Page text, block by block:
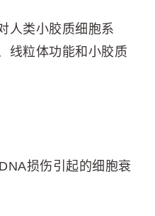
人类小胶质细胞系
线粒体功能和小胶质
损伤引起的细胞衰